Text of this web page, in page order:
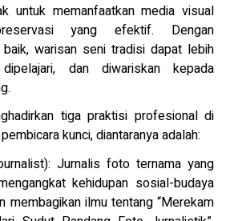
untuk memanfaatkan media visual
yang efektif. Dengan
warisan seni tradisi dapat lebih
dan diwariskan kepada
tiga praktisi profesional di
kunci, diantaranya adalah:
Jurnalis foto ternama yang
kehidupan sosial-budaya
membagikan ilmu tentang “Merekam